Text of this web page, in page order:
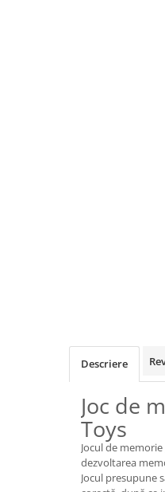
Jucării ȋndemânare
Masinute si trenulete
Roboti de jucarie
Jucarii bebelusi
Centre de activitati
Descriere
Joc de
Toys
Jocul de
dezvoltarea
Jocul presupune